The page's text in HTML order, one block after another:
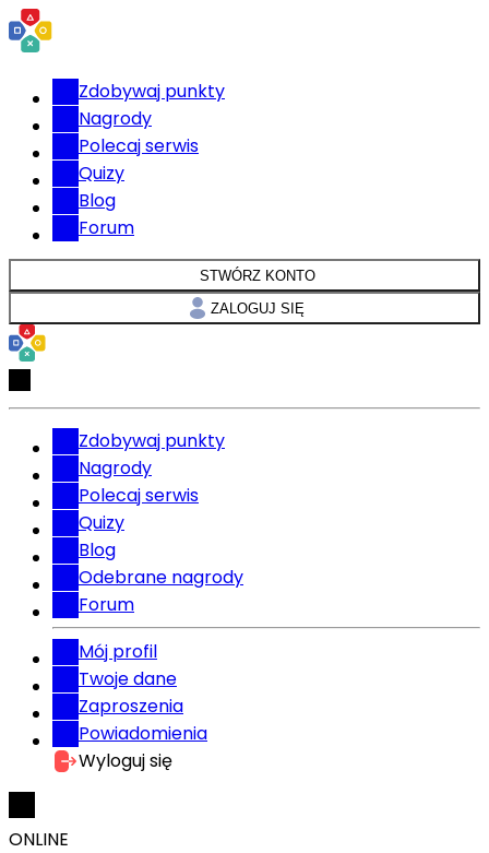
Zdobywaj punkty
Nagrody
Polecaj serwis
Quizy
Blog
Forum
STWÓRZ KONTO
ZALOGUJ SIĘ
Zdobywaj punkty
Nagrody
Polecaj serwis
Quizy
Blog
Odebrane nagrody
Forum
Mój profil
Twoje dane
Zaproszenia
Powiadomienia
Wyloguj się
ONLINE